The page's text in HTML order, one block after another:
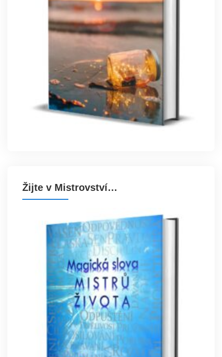
Žijte v Mistrovství…